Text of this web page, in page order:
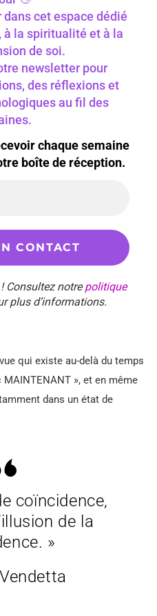
cet espace dédié
à la spiritualité et à la
de soi.
newsletter pour
des réflexions et
au fil des
chaque semaine
boîte de réception.
Consultez notrepolitique
plus d’informations.
qui existe au-delà du temps
», et en même
dans un état de
coïncidence,
de la
»